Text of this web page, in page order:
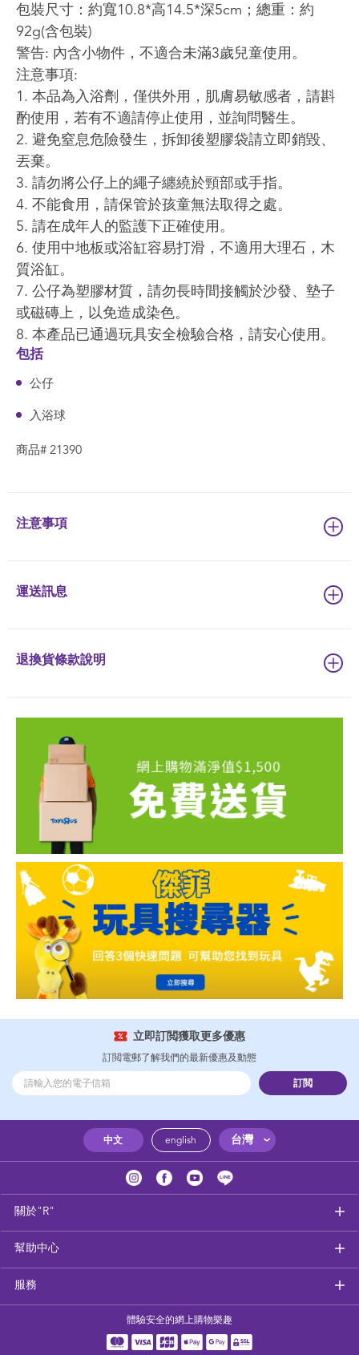
包裝尺寸：約寬10.8*高14.5*深5cm；總重：約
92g(含包裝)
警告: 內含小物件，不適合未滿3歲兒童使用。
注意事項:
1. 本品為入浴劑，僅供外用，肌膚易敏感者，請斟
酌使用，若有不適請停止使用，並詢問醫生。
2. 避免窒息危險發生，拆卸後塑膠袋請立即銷毀、
丟棄。
3. 請勿將公仔上的繩子纏繞於頸部或手指。
4. 不能食用，請保管於孩童無法取得之處。
5. 請在成年人的監護下正確使用。
6. 使用中地板或浴缸容易打滑，不適用大理石，木
質浴缸。
7. 公仔為塑膠材質，請勿長時間接觸於沙發、墊子
或磁磚上，以免造成染色。
8. 本產品已通過玩具安全檢驗合格，請安心使用。
包括
公仔
入浴球
商品# 21390
注意事項
運送訊息
退換貨條款說明
立即訂閲獲取更多優惠
訂閲電郵了解我們的最新優惠及動態
訂閲
中文 english 台灣
關於"R"
幫助中心
服務
體驗安全的網上購物樂趣